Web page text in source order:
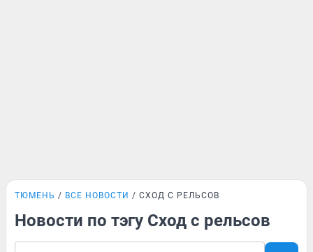
ТЮМЕНЬ ВСЕ НОВОСТИ СХОД С РЕЛЬСОВ
Новости по тэгу Сход с рельсов